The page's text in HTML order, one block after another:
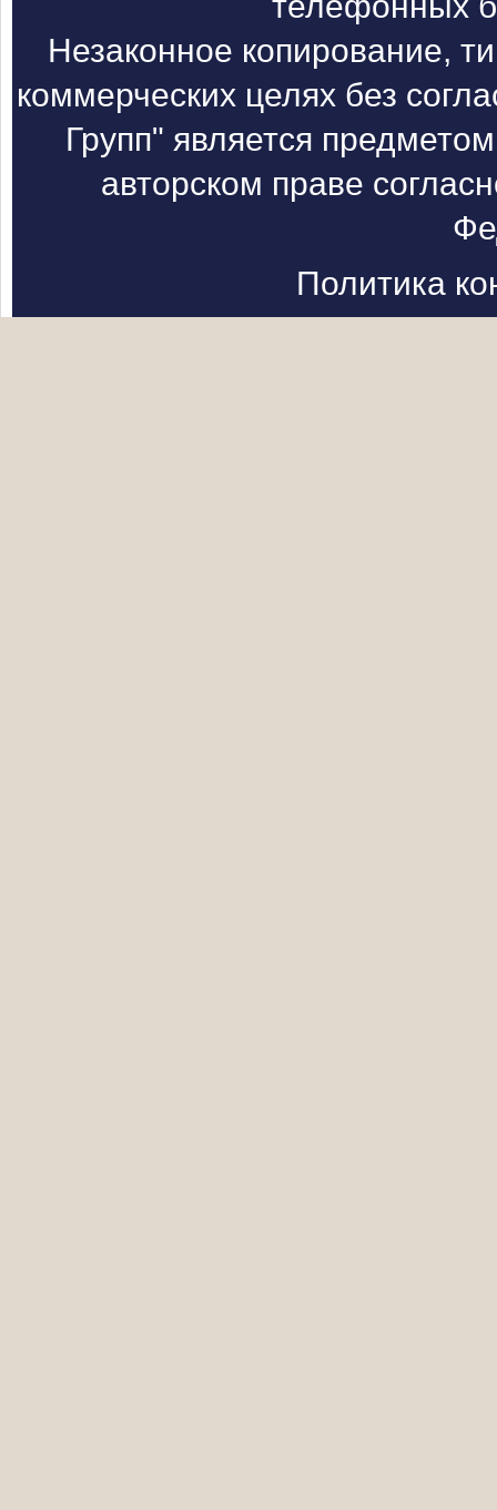
Незаконное копирование,
коммерческих целях без
Групп" является
авторском праве
Политика